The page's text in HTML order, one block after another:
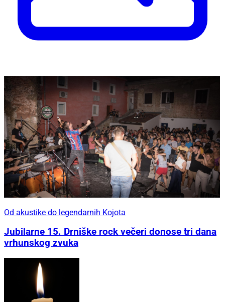
Od akustike do legendarnih Kojota
Jubilarne 15. Drniške rock večeri donose tri dana
vrhunskog zvuka